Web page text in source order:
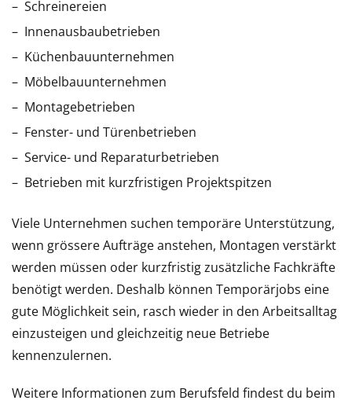
Schreinereien
Innenausbaubetrieben
Küchenbauunternehmen
Möbelbauunternehmen
Montagebetrieben
Fenster- und Türenbetrieben
Service- und Reparaturbetrieben
Betrieben mit kurzfristigen Projektspitzen
Viele Unternehmen suchen temporäre Unterstützung,
wenn grössere Aufträge anstehen, Montagen verstärkt
werden müssen oder kurzfristig zusätzliche Fachkräfte
benötigt werden. Deshalb können Temporärjobs eine
gute Möglichkeit sein, rasch wieder in den Arbeitsalltag
einzusteigen und gleichzeitig neue Betriebe
kennenzulernen.
Weitere Informationen zum Berufsfeld findest du beim